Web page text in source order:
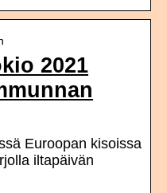
2021
Euroopan kisoissa
iltapäivän